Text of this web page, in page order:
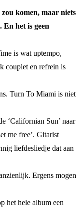
komen, maar niets
het is geen
is wat uptempo,
couplet en refrein is
Turn To Miami is niet
‘Californian Sun’ naar
me free’. Gitarist
liefdesliedje dat aan
Ergens mogen
het hele album een